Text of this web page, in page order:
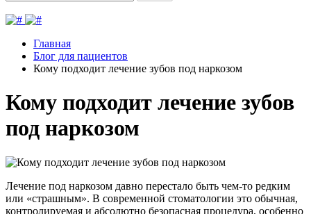
Главная
Блог для пациентов
Кому подходит лечение зубов под наркозом
Кому подходит лечение зубов
под наркозом
Лечение под наркозом давно перестало быть чем-то редким
или «страшным». В современной стоматологии это обычная,
контролируемая и абсолютно безопасная процедура, особенно